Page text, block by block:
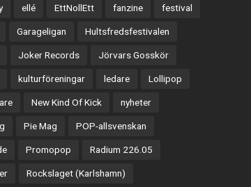
ellé EttNollEtt fanzine festival
Garageligan Hultsfredsfestivalen
Joker Records Jörvars Gosskör
kulturföreningar ledare Lollipop
New Kind Of Kick nyheter
Pie Mag POP-allsvenskan
Promopop Radium 226.05
Rockslaget (Karlshamn)